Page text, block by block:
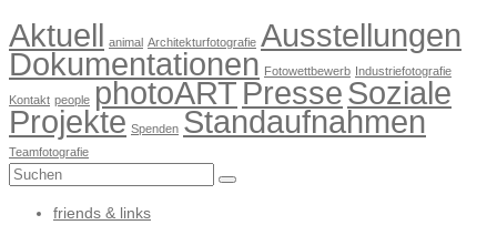
Aktuell animal Architekturfotografie Ausstellungen
Dokumentationen Fotowettbewerb Industriefotografie
Kontakt people photoARTPresseSoziale
Projekte Spenden Standaufnahmen
Teamfotografie
Suchen
friends & links